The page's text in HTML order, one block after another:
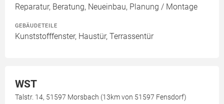
Reparatur, Beratung, Neueinbau, Planung / Montage
GEBÄUDETEILE
Kunststofffenster, Haustür, Terrassentür
WST
Talstr. 14, 51597 Morsbach (13km von 51597 Fensdorf)